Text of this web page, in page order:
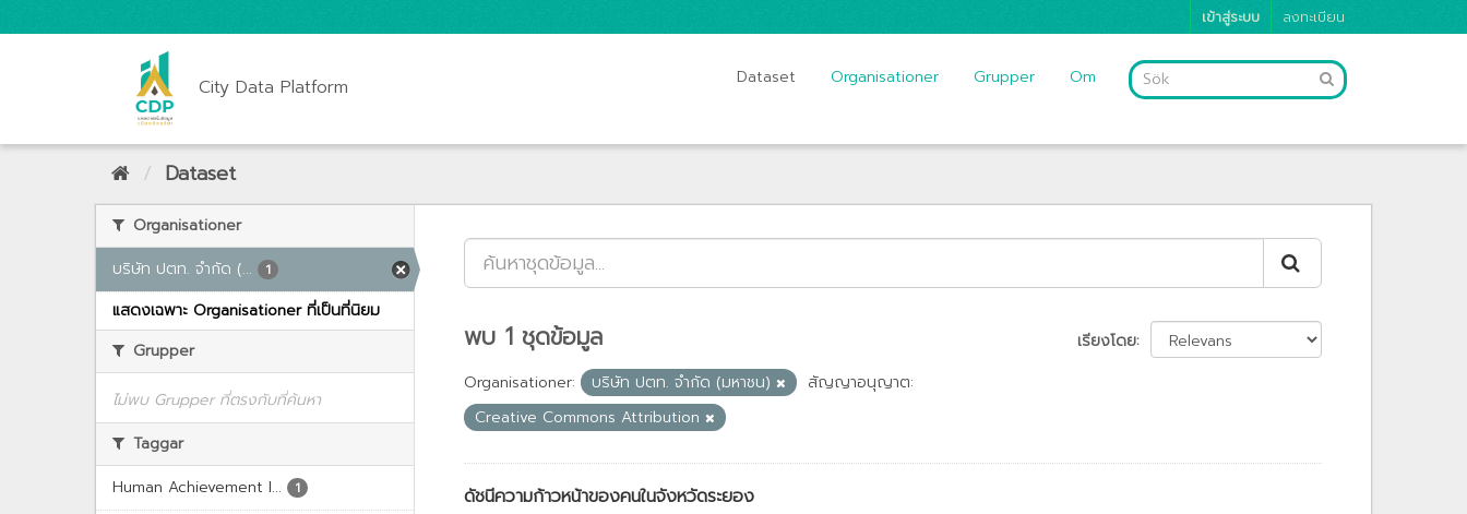
เข้าสู่ระบบ ลงทะเบียน
City Data Platform Dataset Organisationer Grupper Om
Dataset
Organisationer
บริษัท ปตท. จำกัด (...
1
แสดงเฉพาะ Organisationer ที่เป็นที่นิยม
Grupper
ไม่พบ Grupper ที่ตรงกับที่ค้นหา
Taggar
Human Achievement I...
1
เรียงโดย
พบ 1 ชุดข้อมูล
Organisationer: บริษัท ปตท. จำกัด (มหาชน)
สัญญาอนุญาต:
Creative Commons Attribution
ดัชนีความก้าวหน้าของคนในจังหวัดระยอง